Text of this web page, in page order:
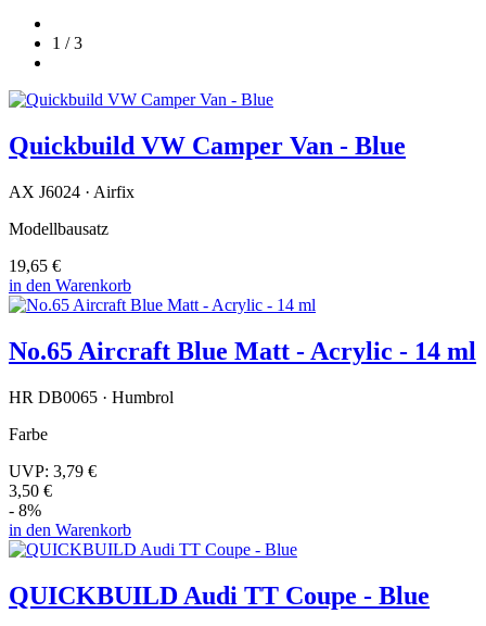
1 / 3
Quickbuild VW Camper Van - Blue
AX J6024 · Airfix
Modellbausatz
19,65 €
in den Warenkorb
No.65 Aircraft Blue Matt - Acrylic - 14 ml
HR DB0065 · Humbrol
Farbe
UVP: 3,79 €
3,50 €
- 8%
in den Warenkorb
QUICKBUILD Audi TT Coupe - Blue